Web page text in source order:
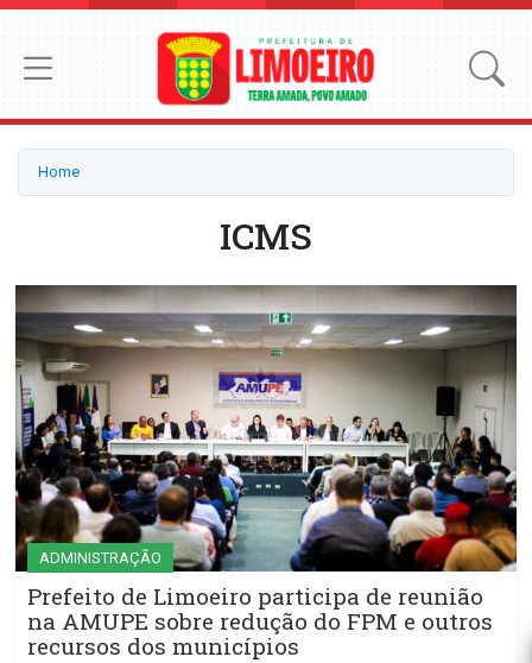
Home
ICMS
ADMINISTRAÇÃO
Prefeito de Limoeiro participa de reunião
na AMUPE sobre redução do FPM e outros
recursos dos municípios